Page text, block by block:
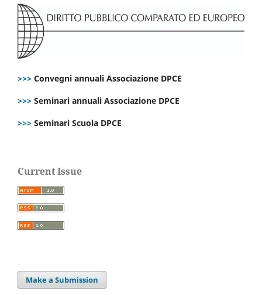
>>> Convegni annuali Associazione DPCE
>>> Seminari annuali Associazione DPCE
>>> Seminari Scuola DPCE
Current Issue
Make a Submission